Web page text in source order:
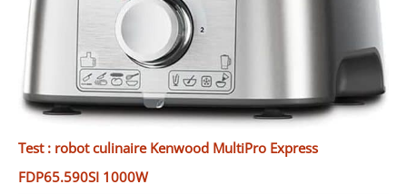
Test : robot culinaire Kenwood MultiPro Express
FDP65.590SI 1000W